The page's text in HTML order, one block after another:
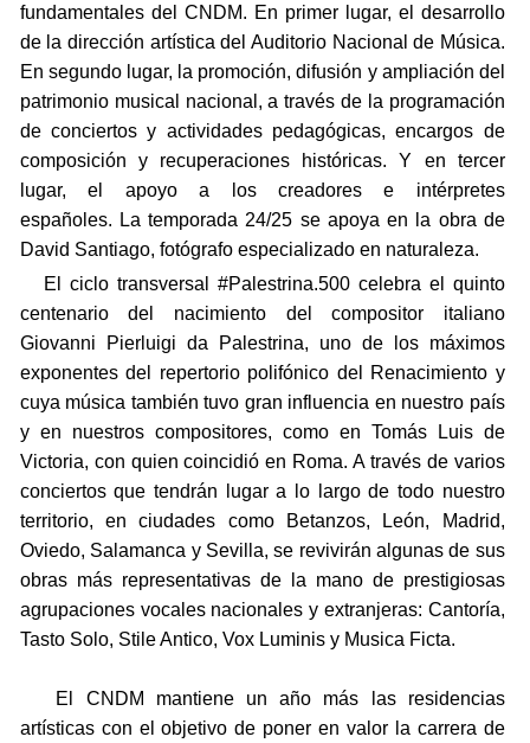
fundamentales del CNDM. En primer lugar, el desarrollo
de la dirección artística del Auditorio Nacional de Música.
En segundo lugar, la promoción, difusión y ampliación del
patrimonio musical nacional, a través de la programación
de conciertos y actividades pedagógicas, encargos de
composición y recuperaciones históricas. Y en tercer
lugar, el apoyo a los creadores e intérpretes
españoles. La temporada 24/25 se apoya en la obra de
David Santiago, fotógrafo especializado en naturaleza.
El ciclo transversal #Palestrina.500 celebra el quinto
centenario del nacimiento del compositor italiano
Giovanni Pierluigi da Palestrina, uno de los máximos
exponentes del repertorio polifónico del Renacimiento y
cuya música también tuvo gran influencia en nuestro país
y en nuestros compositores, como en Tomás Luis de
Victoria, con quien coincidió en Roma. A través de varios
conciertos que tendrán lugar a lo largo de todo nuestro
territorio, en ciudades como Betanzos, León, Madrid,
Oviedo, Salamanca y Sevilla, se revivirán algunas de sus
obras más representativas de la mano de prestigiosas
agrupaciones vocales nacionales y extranjeras: Cantoría,
Tasto Solo, Stile Antico, Vox Luminis y Musica Ficta.
El CNDM mantiene un año más las residencias
artísticas con el objetivo de poner en valor la carrera de